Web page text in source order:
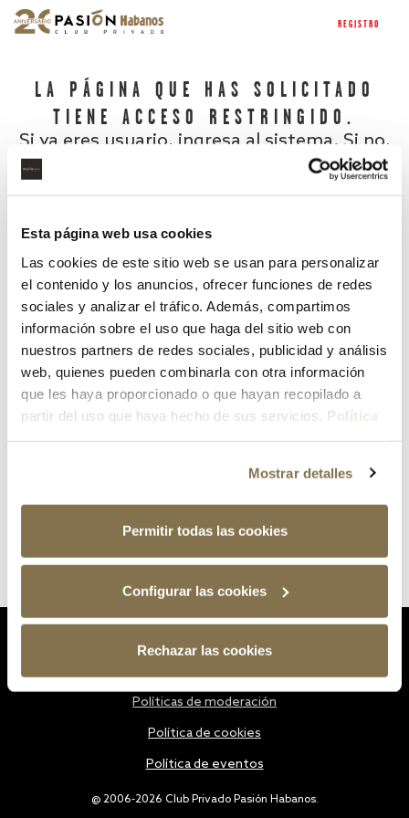
Esta página web usa cookies
Las cookies de este sitio web se usan para personalizar
el contenido y los anuncios, ofrecer funciones de redes
sociales y analizar el tráfico. Además, compartimos
información sobre el uso que haga del sitio web con
nuestros partners de redes sociales, publicidad y análisis
web, quienes pueden combinarla con otra información
que les haya proporcionado o que hayan recopilado a
partir del uso que haya hecho de sus servicios. Política
Mostrar detalles
Permitir todas las cookies
Configurar las cookies
Rechazar las cookies
REGISTRO
LA PÁGINA QUE HAS SOLICITADO
TIENE ACCESO RESTRINGIDO.
Si ya eres usuario, ingresa al sistema. Si no,
¿Has olvidado tu contraseña?
@ 2006-2026 Club Privado Pasión Habanos.
Políticas de moderación
Política de cookies
Política de eventos